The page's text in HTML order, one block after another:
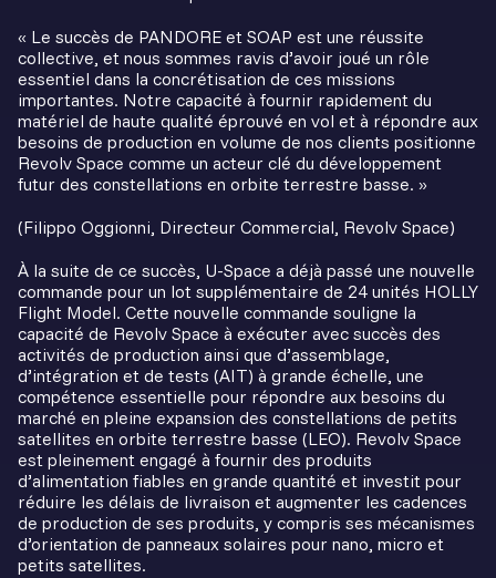
« Le succès de PANDORE et SOAP est une réussite
collective, et nous sommes ravis d’avoir joué un rôle
essentiel dans la concrétisation de ces missions
importantes. Notre capacité à fournir rapidement du
matériel de haute qualité éprouvé en vol et à répondre aux
besoins de production en volume de nos clients positionne
Revolv Space comme un acteur clé du développement
futur des constellations en orbite terrestre basse. »
(Filippo Oggionni, Directeur Commercial, Revolv Space)
À la suite de ce succès, U-Space a déjà passé une nouvelle
commande pour un lot supplémentaire de 24 unités HOLLY
Flight Model. Cette nouvelle commande souligne la
capacité de Revolv Space à exécuter avec succès des
activités de production ainsi que d’assemblage,
d’intégration et de tests (AIT) à grande échelle, une
compétence essentielle pour répondre aux besoins du
marché en pleine expansion des constellations de petits
satellites en orbite terrestre basse (LEO). Revolv Space
est pleinement engagé à fournir des produits
d’alimentation fiables en grande quantité et investit pour
réduire les délais de livraison et augmenter les cadences
de production de ses produits, y compris ses mécanismes
d’orientation de panneaux solaires pour nano, micro et
petits satellites.